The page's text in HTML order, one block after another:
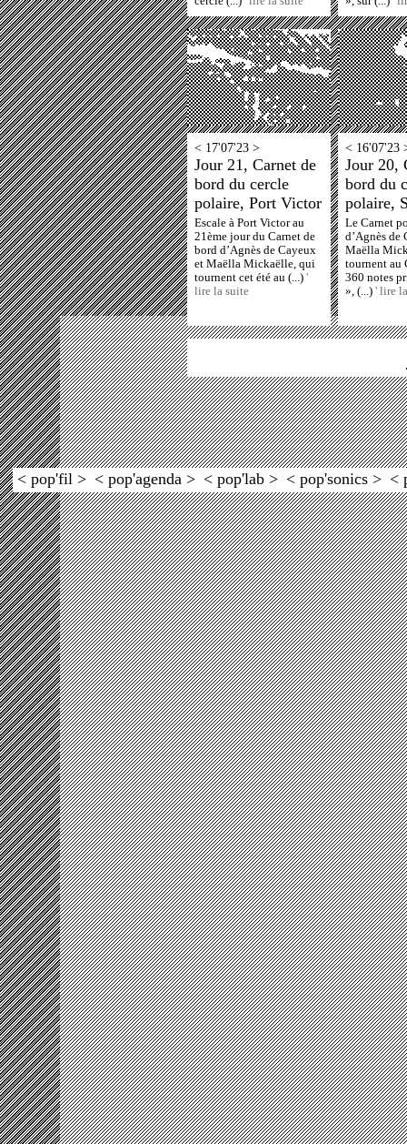
< 17'07'23 >
Jour 21, Carnet de
bord du cercle
polaire, Port Victor
Escale à Port Victor au
21ème jour du Carnet de
bord d’Agnès de Cayeux
et Maëlla Mickaëlle, qui
tournent cet été au (...) '
lire la suite
< 16'07'23
Jour 20,
bord du
polaire,
Le Carnet
d’Agnès de
Maëlla
tournent au
360 notes
», (...) ' lire
< pop'fil > < pop'agenda > < pop'lab > < pop'sonics > <